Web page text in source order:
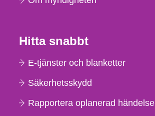
Hitta snabbt
E-tjänster och blanketter
Säkerhetsskydd
Rapportera oplanerad händelse